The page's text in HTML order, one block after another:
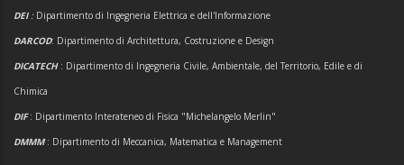
DEI : Dipartimento di Ingegneria Elettrica e dell'Informazione
DARCOD: Dipartimento di Architettura, Costruzione e Design
DICATECH : Dipartimento di Ingegneria Civile, Ambientale, del Territorio, Edile e di
Chimica
DIF: Dipartimento Interateneo di Fisica "Michelangelo Merlin"
DMMM: Dipartimento di Meccanica, Matematica e Management